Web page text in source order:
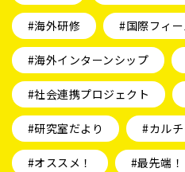
#海外研修 #国際フィ
#海外インターンシップ
#社会連携プロジェクト
#研究室だより #カル
#オススメ！ #最先端！